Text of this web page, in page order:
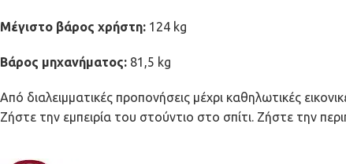
Μέγιστο βάρος χρήστη: 124 kg
Βάρος μηχανήματος: 81,5 kg
Από διαλειμματικές προπονήσεις μέχρι καθηλωτικές
Ζήστε την εμπειρία του στούντιο στο σπίτι. Ζήστε την